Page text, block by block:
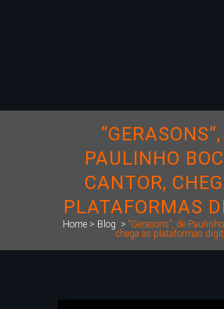
PAULINHO
CANTOR,
PLATAFORMAS
Home> Blog > “Gerasons”, de
chega às plataformas